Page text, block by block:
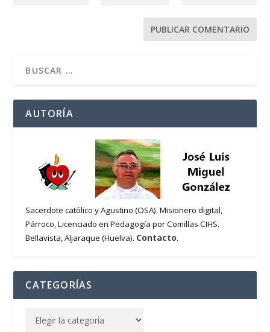
AUTORÍA
Sacerdote católico y Agustino (OSA). Misionero digital,
Párroco, Licenciado en Pedagogía por Comillas CIHS.
Bellavista, Aljaraque (Huelva). Contacto.
CATEGORÍAS